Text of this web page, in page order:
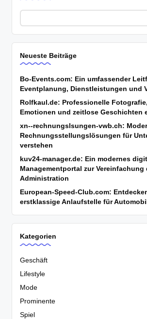
Neueste Beiträge
Bo-Events.com: Ein umfassender
Eventplanung, Dienstleistungen und
Rolfkaul.de: Professionelle
Emotionen und zeitlose Geschichten
xn--rechnungslsungen-vwb.ch:
Rechnungsstellungslösungen für
verstehen
kuv24-manager.de: Ein modernes
Managementportal zur Vereinfachung
Administration
European-Speed-Club.com:
erstklassige Anlaufstelle für
Kategorien
Geschäft
Lifestyle
Mode
Prominente
Spiel